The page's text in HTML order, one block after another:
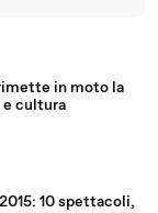
in moto la
cultura
10 spettacoli,